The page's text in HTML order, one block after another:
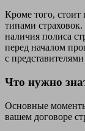
Кроме того,
типами
наличия полиса
перед началом
с
Что нужно
Основные
вашем договоре